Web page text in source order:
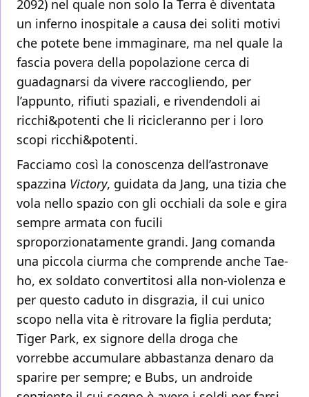
2092) nel quale non solo la Terra è diventata
un inferno inospitale a causa dei soliti motivi
che potete bene immaginare, ma nel quale la
fascia povera della popolazione cerca di
guadagnarsi da vivere raccogliendo, per
l’appunto, rifiuti spaziali, e rivendendoli ai
ricchi&potenti che li ricicleranno per i loro
scopi ricchi&potenti.
Facciamo così la conoscenza dell’astronave
spazzina Victory, guidata da Jang, una tizia che
vola nello spazio con gli occhiali da sole e gira
sempre armata con fucili
sproporzionatamente grandi. Jang comanda
una piccola ciurma che comprende anche Tae-
ho, ex soldato convertitosi alla non-violenza e
per questo caduto in disgrazia, il cui unico
scopo nella vita è ritrovare la figlia perduta;
Tiger Park, ex signore della droga che
vorrebbe accumulare abbastanza denaro da
sparire per sempre; e Bubs, un androide